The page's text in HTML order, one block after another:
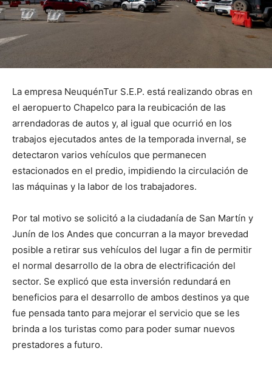
La empresa NeuquénTur S.E.P. está realizando obras en
el aeropuerto Chapelco para la reubicación de las
arrendadoras de autos y, al igual que ocurrió en los
trabajos ejecutados antes de la temporada invernal, se
detectaron varios vehículos que permanecen
estacionados en el predio, impidiendo la circulación de
las máquinas y la labor de los trabajadores.
Por tal motivo se solicitó a la ciudadanía de San Martín y
Junín de los Andes que concurran a la mayor brevedad
posible a retirar sus vehículos del lugar a fin de permitir
el normal desarrollo de la obra de electrificación del
sector. Se explicó que esta inversión redundará en
beneficios para el desarrollo de ambos destinos ya que
fue pensada tanto para mejorar el servicio que se les
brinda a los turistas como para poder sumar nuevos
prestadores a futuro.